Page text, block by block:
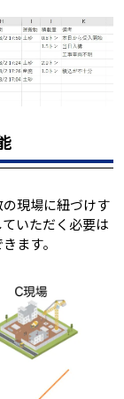
現場に紐づけす
いただく必要は
ます。